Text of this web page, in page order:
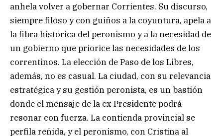
anhela volver a gobernar Corrientes. Su discurso,
siempre filoso y con guiños a la coyuntura, apela a
la fibra histórica del peronismo y a la necesidad de
un gobierno que priorice las necesidades de los
correntinos. La elección de Paso de los Libres,
además, no es casual. La ciudad, con su relevancia
estratégica y su gestión peronista, es un bastión
donde el mensaje de la ex Presidente podrá
resonar con fuerza. La contienda provincial se
perfila reñida, y el peronismo, con Cristina al